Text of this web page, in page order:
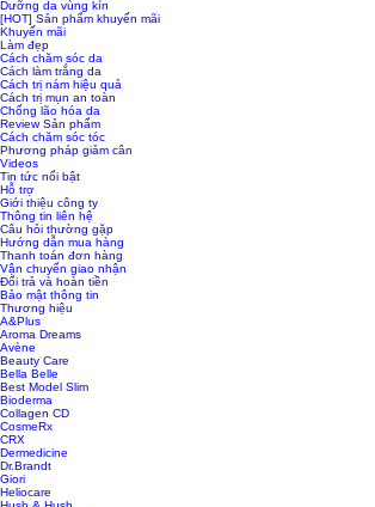
Dưỡng da vùng kín
[HOT] Sản phẩm khuyến mãi
Khuyến mãi
Làm đẹp
Cách chăm sóc da
Cách làm trắng da
Cách trị nám hiệu quả
Cách trị mụn an toàn
Chống lão hóa da
Review Sản phẩm
Cách chăm sóc tóc
Phương pháp giảm cân
Videos
Tin tức nổi bật
Hỗ trợ
Giới thiệu công ty
Thông tin liên hệ
Câu hỏi thường gặp
Hướng dẫn mua hàng
Thanh toán đơn hàng
Vận chuyển giao nhận
Đổi trả và hoàn tiền
Bảo mật thông tin
Thương hiệu
A&Plus
Aroma Dreams
Avène
Beauty Care
Bella Belle
Best Model Slim
Bioderma
Collagen CD
CosmeRx
CRX
Dermedicine
Dr.Brandt
Giori
Heliocare